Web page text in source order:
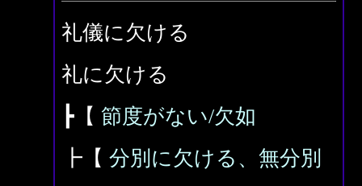
礼儀に欠ける
礼に欠ける
┣【 節度がない/欠如
┣【 分別に欠ける、無分別